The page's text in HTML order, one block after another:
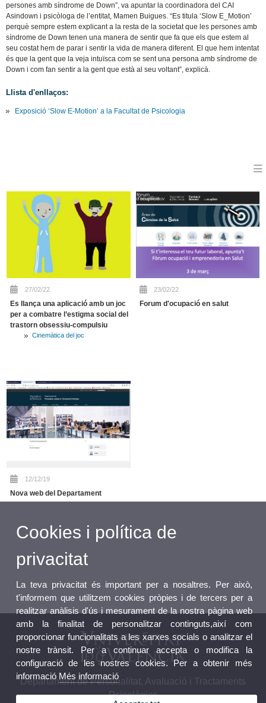
persones amb síndrome de Down”, va apuntar la coordinadora del CAI
Asindown i psicòloga de l’entitat, Mamen Buigues. “Es titula ‘Slow E_Motion’
perquè sempre estem explicant a la resta de la societat que les persones amb
síndrome de Down tenen una manera de sentir que fa que els que estem al
seu costat hem de parar i sentir la vida de manera diferent. El que hem intentat
és que la gent que la veja intuïsca com se sent una persona amb síndrome de
Down i com fan sentir a la gent que està al seu voltant”, explicà.
Llista d'enllaços:
Exposició ‘Slow E-Motion’ a la Facultat de Psicologia
27/02/22
Es llança una aplicació amb un joc
per a combatre l’estigma social del
trastorn obsessiu-compulsiu
Cinemàtica del joc
23/02/22
Forum d'ocupació en salut
12/12/19
Nova web del Departament
Departament de Personalitat, Avaluació i Tractaments
Psicològics
Cookies i política de
privacitat
La teva privacitat és important per a nosaltres. Per això,
t'informem que utilitzem cookies pròpies i de tercers per a
realitzar anàlisis d'ús i mesurament de la nostra pàgina web
amb la finalitat de personalitzar continguts,així com
proporcionar funcionalitats a les xarxes socials o analitzar el
nostre trànsit. Per a continuar accepta o modifica la
configuració de les nostres cookies. Per a obtenir més
informació Més informació